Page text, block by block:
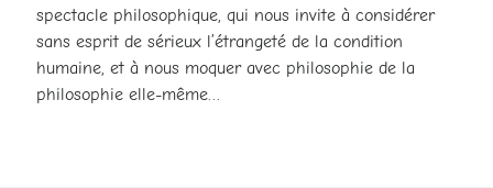
spectacle philosophique, qui nous invite à considérer
sans esprit de sérieux l’étrangeté de la condition
humaine, et à nous moquer avec philosophie de la
philosophie elle-même…